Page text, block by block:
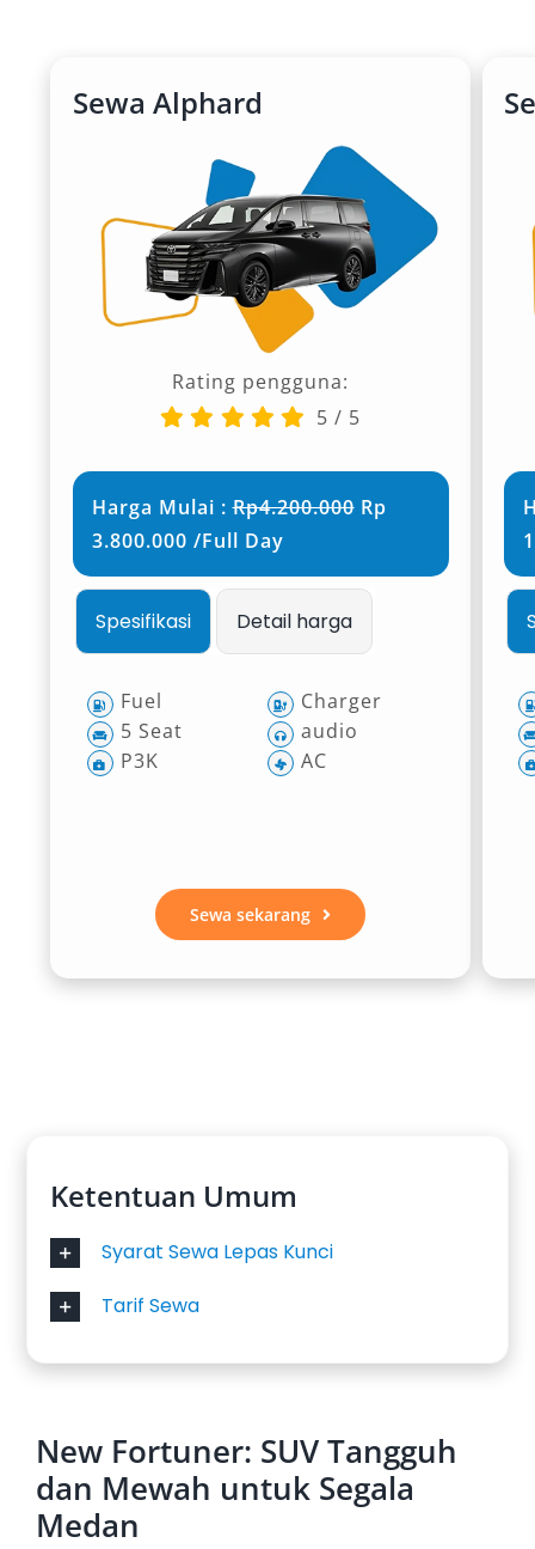
Sewa Alphard
Rating pengguna:
5 / 5
Harga Mulai :Rp4.200.000Rp
3.800.000 /Full Day
Spesifikasi Detail harga
Fuel
5 Seat
P3K
Charger
audio
AC
Sewa sekarang
Ketentuan Umum
Syarat Sewa Lepas Kunci
Tarif Sewa
New Fortuner: SUV Tangguh
dan Mewah untuk Segala
Medan